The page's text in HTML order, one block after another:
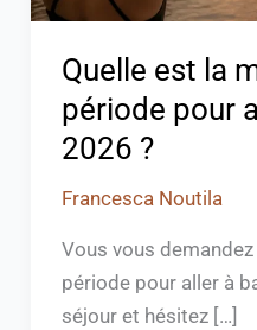
Quelle est la
période pour
2026 ?
Francesca Noutila
Vous vous
période pour aller à
séjour et hésitez […]
en
2026